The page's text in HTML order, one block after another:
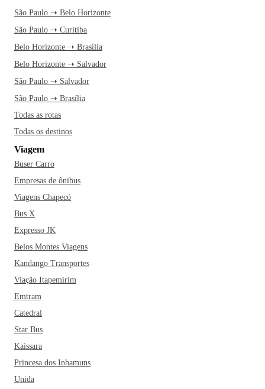
São Paulo ➝ Belo Horizonte
São Paulo ➝ Curitiba
Belo Horizonte ➝ Brasília
Belo Horizonte ➝ Salvador
São Paulo ➝ Salvador
São Paulo ➝ Brasília
Todas as rotas
Todas os destinos
Viagem
Buser Carro
Empresas de ônibus
Viagens Chapecó
Bus X
Expresso JK
Belos Montes Viagens
Kandango Transportes
Viação Itapemirim
Emtram
Catedral
Star Bus
Kaissara
Princesa dos Inhamuns
Unida